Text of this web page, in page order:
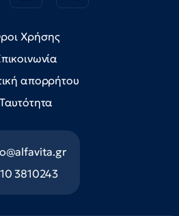
Χρήσης
απορρήτου
Ταυτότητα
3810243